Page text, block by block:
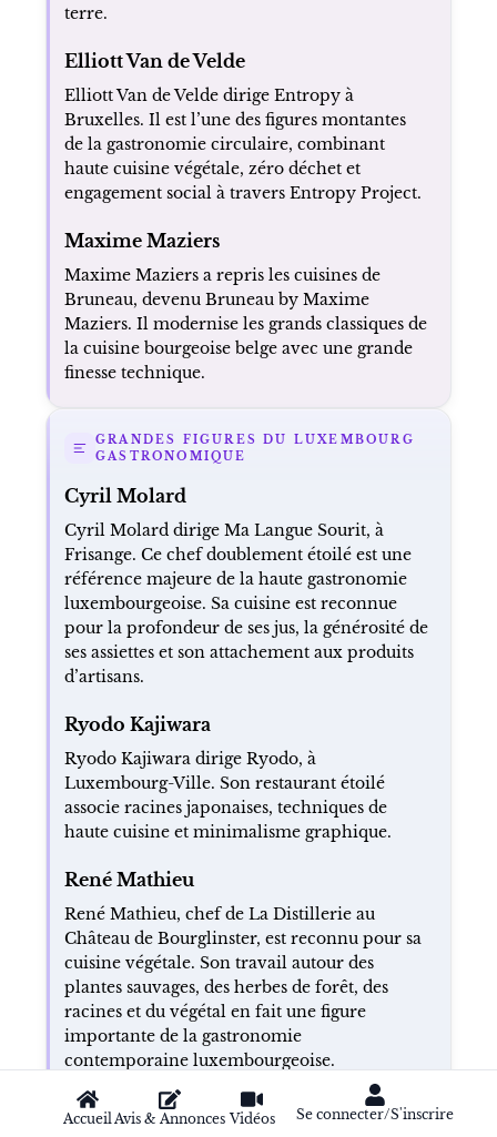
AccueilAvis & Annonces Vidéos Se connecter/S'inscrire
terre.
Elliott Van de Velde
Elliott Van de Velde dirige Entropy à
Bruxelles. Il est l’une des figures montantes
de la gastronomie circulaire, combinant
haute cuisine végétale, zéro déchet et
engagement social à travers Entropy Project.
Maxime Maziers
Maxime Maziers a repris les cuisines de
Bruneau, devenu Bruneau by Maxime
Maziers. Il modernise les grands classiques de
la cuisine bourgeoise belge avec une grande
finesse technique.
GRANDES FIGURES DU LUXEMBOURG
GASTRONOMIQUE
Cyril Molard
Cyril Molard dirige Ma Langue Sourit, à
Frisange. Ce chef doublement étoilé est une
référence majeure de la haute gastronomie
luxembourgeoise. Sa cuisine est reconnue
pour la profondeur de ses jus, la générosité de
ses assiettes et son attachement aux produits
d’artisans.
Ryodo Kajiwara
Ryodo Kajiwara dirige Ryodo, à
Luxembourg-Ville. Son restaurant étoilé
associe racines japonaises, techniques de
haute cuisine et minimalisme graphique.
René Mathieu
René Mathieu, chef de La Distillerie au
Château de Bourglinster, est reconnu pour sa
cuisine végétale. Son travail autour des
plantes sauvages, des herbes de forêt, des
racines et du végétal en fait une figure
importante de la gastronomie
contemporaine luxembourgeoise.
CONTEXTE FRANCE : LES GRANDES